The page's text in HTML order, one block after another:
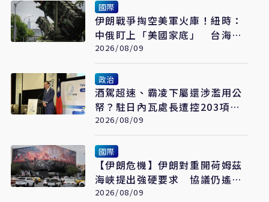
國際
伊朗戰爭掏空美軍火庫！紐時：
中俄盯上「美國家底」 台海戰
力恐成最大受害者
2026/08/09
政治
酒駕超速、霸凌下屬還涉濫用公
帑？駐日內瓦處長遭控203項爭
議 外交部啟動調查
2026/08/09
國際
【伊朗危機】伊朗對重開荷姆茲
海峽提出強硬要求 協議仍遙不
可及
2026/08/09